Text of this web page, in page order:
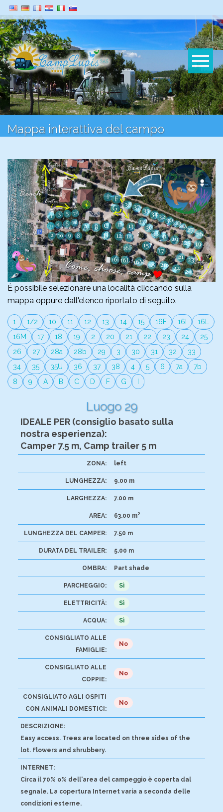
Mappa interattiva del campo
È possibile selezionare una località cliccando sulla
mappa oppure dall'elenco riportato di seguito.
1 1/2 10 11 12 13 14 15 16F 16I
16L
16M
17 18 19 2 20 21 22 23 24
25
26
27 28a 28b 29 3 30 31 32
33
34
35 35U 36 37 38 4 5 6 7a
7b
8
9 A B C D F G
Luogo 29
IDEALE PER (consiglio basato sulla
nostra esperienza):
Camper 7.5 m, Camp trailer 5 m
ZONA: left
LUNGHEZZA: 9.00 m
LARGHEZZA: 7.00 m
AREA: 63.00 m2
LUNGHEZZA DEL CAMPER: 7.50 m
DURATA DEL TRAILER: 5.00 m
OMBRA: Part shade
PARCHEGGIO: Sì
ELETTRICITÀ: Sì
ACQUA: Sì
CONSIGLIATO ALLE
FAMIGLIE:
No
CONSIGLIATO ALLE
COPPIE:
No
CONSIGLIATO AGLI OSPITI
CON ANIMALI DOMESTICI:
No
DESCRIZIONE:
Easy access. Trees are located on three sides of the
lot. Flowers and shrubbery.
INTERNET:
Circa il 70% o% dell'area del campeggio è coperta dal
segnale. La copertura Internet varia a seconda delle
condizioni esterne.